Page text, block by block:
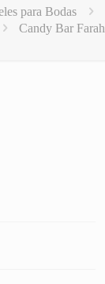
para Bodas
Candy Bar Farah